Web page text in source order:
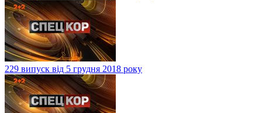
229 випуск від 5 грудня 2018 року